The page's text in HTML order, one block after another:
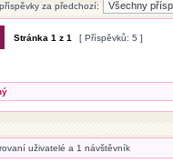
za předchozí:
Stránka1 z1 [ Příspěvků: 5 ]
uživatelé a 1 návštěvník